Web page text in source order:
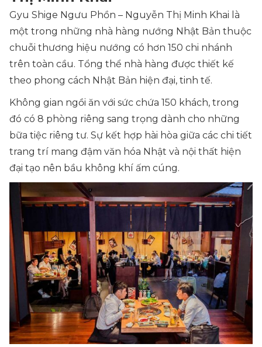
Gyu Shige Ngưu Phồn – Nguyễn Thị Minh Khai là
một trong những nhà hàng nướng Nhật Bản thuộc
chuỗi thương hiệu nướng có hơn 150 chi nhánh
trên toàn cầu. Tổng thể nhà hàng được thiết kế
theo phong cách Nhật Bản hiện đại, tinh tế.
Không gian ngồi ăn với sức chứa 150 khách, trong
đó có 8 phòng riêng sang trọng dành cho những
bữa tiệc riêng tư. Sự kết hợp hài hòa giữa các chi tiết
trang trí mang đậm văn hóa Nhật và nội thất hiện
đại tạo nên bầu không khí ấm cúng.